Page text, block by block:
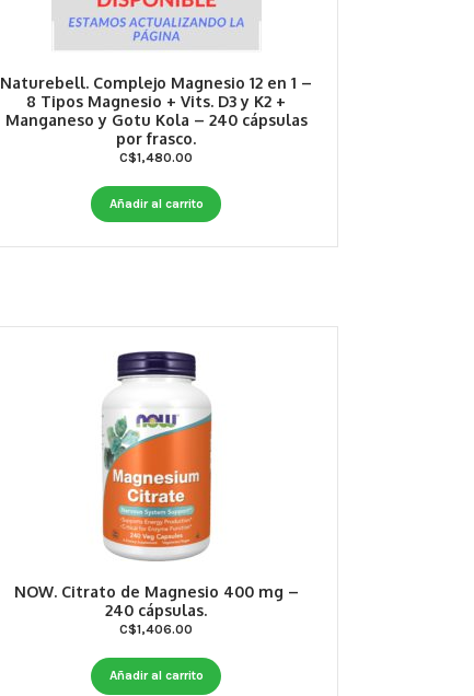
Naturebell. Complejo Magnesio 12 en 1 –
8 Tipos Magnesio + Vits. D3 y K2 +
Manganeso y Gotu Kola – 240 cápsulas
por frasco.
C$1,480.00
Añadir al carrito
NOW. Citrato de Magnesio 400 mg –
240 cápsulas.
C$1,406.00
Añadir al carrito